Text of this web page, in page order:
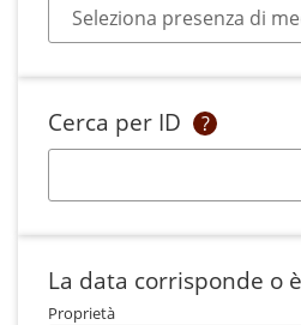
Cerca per ID ?
La data corrisponde o
Proprietà